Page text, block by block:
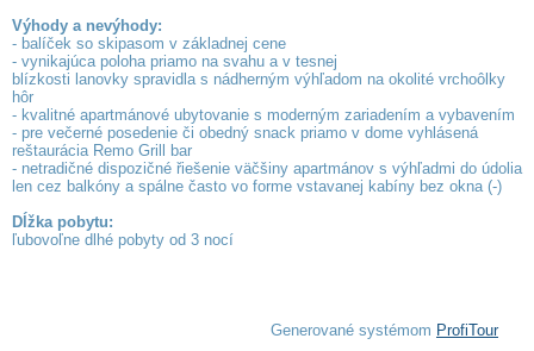
Výhody a nevýhody:
- balíček so skipasom v základnej cene
- vynikajúca poloha priamo na svahu a v tesnej
blízkosti lanovky spravidla s nádherným výhľadom na okolité vrchoôlky
hôr
- kvalitné apartmánové ubytovanie s moderným zariadením a vybavením
- pre večerné posedenie či obedný snack priamo v dome vyhlásená
reštaurácia Remo Grill bar
- netradičné dispozičné řiešenie väčšiny apartmánov s výhľadmi do údolia
len cez balkóny a spálne často vo forme vstavanej kabíny bez okna (-)
Dĺžka pobytu:
ľubovoľne dlhé pobyty od 3 nocí
Generované systémom ProfiTour